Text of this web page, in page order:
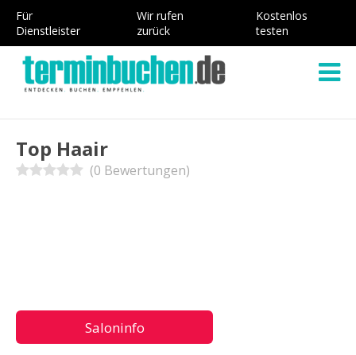
Für
Dienstleister
Wir rufen
zurück
Kostenlos
testen
Top Haair
(0 Bewertungen)
Saloninfo